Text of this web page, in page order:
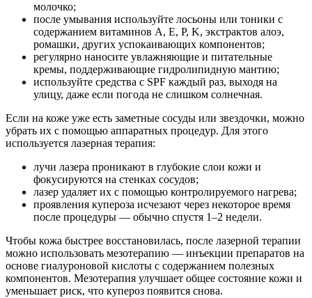
молочко;
после умывания используйте лосьоны или тоники с
содержанием витаминов A, E, P, K, экстрактов алоэ,
ромашки, других успокаивающих компонентов;
регулярно наносите увлажняющие и питательные
кремы, поддерживающие гидролипидную мантию;
используйте средства с SPF каждый раз, выходя на
улицу, даже если погода не слишком солнечная.
Если на коже уже есть заметные сосуды или звездочки, можно
убрать их с помощью аппаратных процедур. Для этого
используется лазерная терапия:
лучи лазера проникают в глубокие слои кожи и
фокусируются на стенках сосудов;
лазер удаляет их с помощью контролируемого нагрева;
проявления купероза исчезают через некоторое время
после процедуры — обычно спустя 1–2 недели.
Чтобы кожа быстрее восстановилась, после лазерной терапии
можно использовать мезотерапию — инъекции препаратов на
основе гиалуроновой кислоты с содержанием полезных
компонентов. Мезотерапия улучшает общее состояние кожи и
уменьшает риск, что купероз появится снова.